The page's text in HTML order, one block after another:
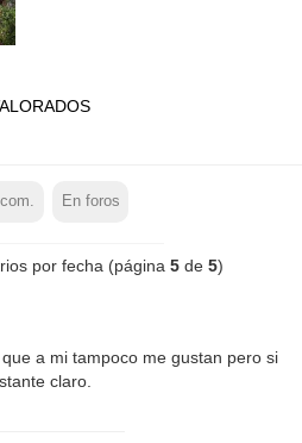
com. En foros
por fecha (página 5de 5)
a mi tampoco me gustan pero si
claro.